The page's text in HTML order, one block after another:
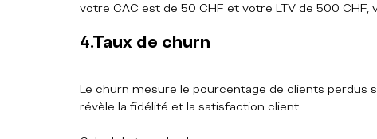
votre CAC est de 50 CHF et votre LTV de 500
4.Taux de churn
Le churn mesure le pourcentage de clients perdus
révèle la fidélité et la satisfaction client.